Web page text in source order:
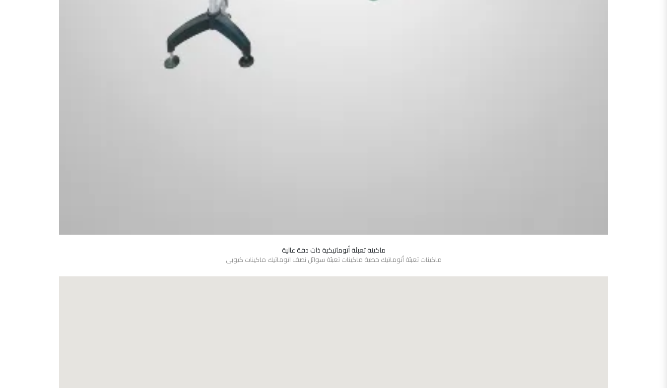
SHOW DETAILS
ماكينة تعبئة أتوماتيكية ذات دقة عالية
ماكينات تعبئة أتوماتيك خطية ماكينات تعبئة سوائل نصف اتوماتيك ماكينات كيوبى